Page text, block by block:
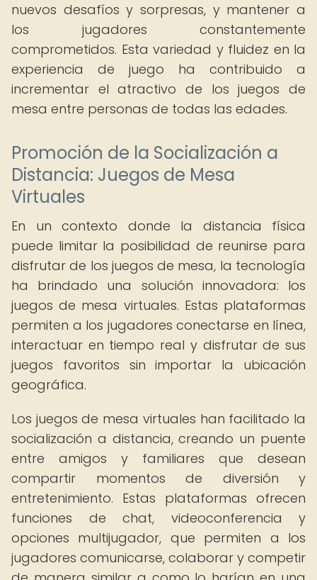
nuevos desafíos y sorpresas, y mantener a
los jugadores constantemente
comprometidos. Esta variedad y fluidez en la
experiencia de juego ha contribuido a
incrementar el atractivo de los juegos de
mesa entre personas de todas las edades.
Promoción de la Socialización a
Distancia: Juegos de Mesa
Virtuales
En un contexto donde la distancia física
puede limitar la posibilidad de reunirse para
disfrutar de los juegos de mesa, la tecnología
ha brindado una solución innovadora: los
juegos de mesa virtuales. Estas plataformas
permiten a los jugadores conectarse en línea,
interactuar en tiempo real y disfrutar de sus
juegos favoritos sin importar la ubicación
geográfica.
Los juegos de mesa virtuales han facilitado la
socialización a distancia, creando un puente
entre amigos y familiares que desean
compartir momentos de diversión y
entretenimiento. Estas plataformas ofrecen
funciones de chat, videoconferencia y
opciones multijugador, que permiten a los
jugadores comunicarse, colaborar y competir